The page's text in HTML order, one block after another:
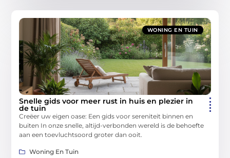
WONING EN TUIN
Snelle gids voor meer rust in huis en plezier in
de tuin
Creëer uw eigen oase: Een gids voor sereniteit binnen en
buiten In onze snelle, altijd-verbonden wereld is de behoefte
aan een toevluchtsoord groter dan ooit.
Woning En Tuin